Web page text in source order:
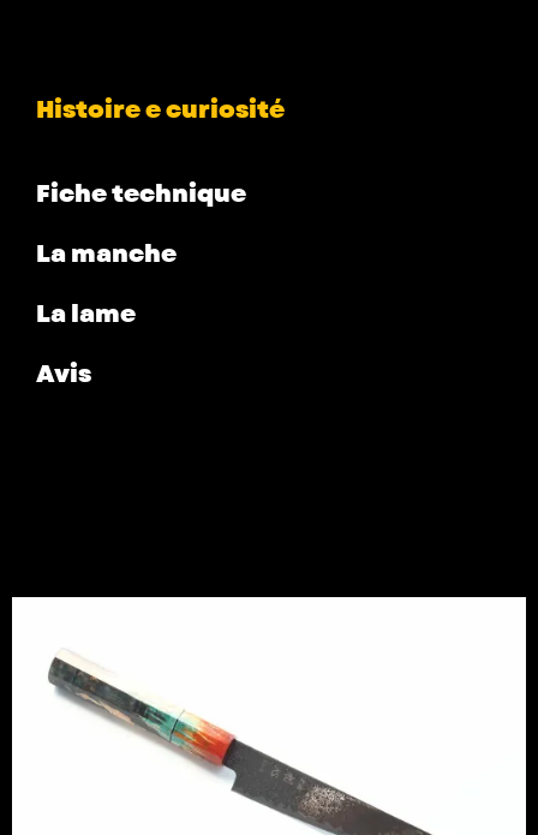
Histoire e curiosité
Fiche technique
La manche
La lame
Avis